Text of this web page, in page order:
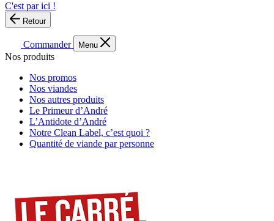
C'est par ici !
Retour
Commander Menu
Nos produits
Nos promos
Nos viandes
Nos autres produits
Le Primeur d’André
L’Antidote d’André
Notre Clean Label, c’est quoi ?
Quantité de viande par personne